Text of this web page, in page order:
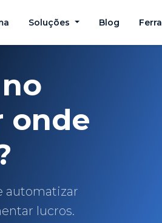
Soluções Blog
onde
automatizar
lucros.